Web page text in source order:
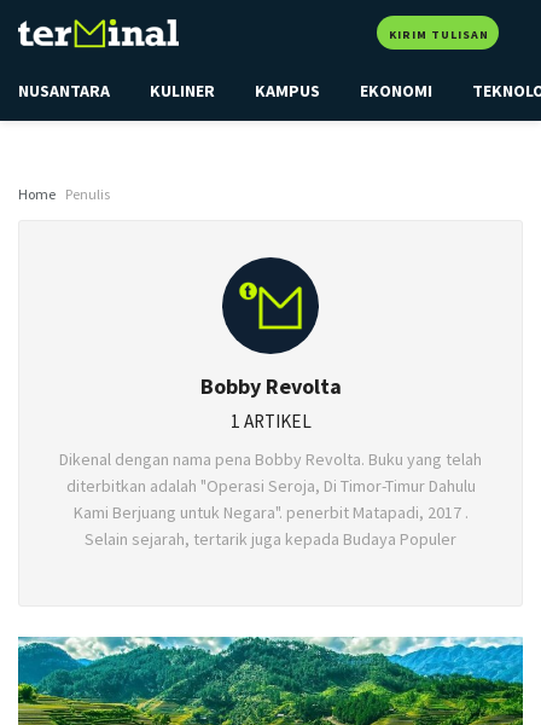
KIRIM TULISAN
NUSANTARA KULINER KAMPUS EKONOMI
Home Penulis
Bobby Revolta
1 ARTIKEL
Dikenal dengan nama pena Bobby Revolta. Buku yang telah
diterbitkan adalah "Operasi Seroja, Di Timor-Timur Dahulu
Kami Berjuang untuk Negara". penerbit Matapadi, 2017 .
Selain sejarah, tertarik juga kepada Budaya Populer